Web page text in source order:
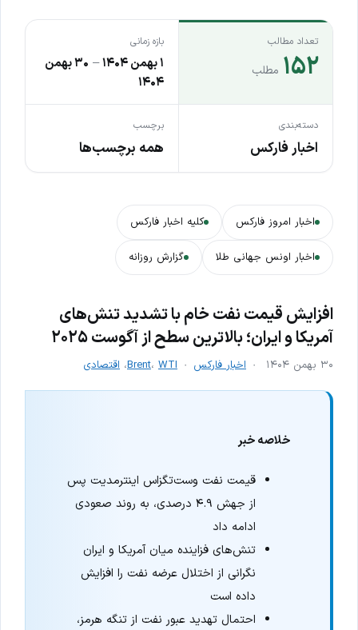
تعداد مطالب
۱۵۲ مطلب
بازه زمانی
۱ بهمن ۱۴۰۴ –
۳۰ بهمن
۱۴۰۴
دسته‌بندی
اخبار فارکس
برچسب
همه برچسب‌ها
اخبار امروز فارکس کلیه اخبار فارکس
اخبار اونس جهانی طلا گزارش روزانه
افزایش قیمت نفت خام با تشدید تنش‌های
آمریکا و ایران؛ بالاترین سطح از آگوست ۲۰۲۵
۳۰ بهمن ۱۴۰۴ اخبار فارکس Brent، WTI ، اقتصادی
خلاصه خبر
قیمت نفت وست‌تگزاس اینترمدیت پس
از جهش ۴.۹ درصدی، به روند صعودی
ادامه داد
تنش‌های فزاینده میان آمریکا و ایران
نگرانی از اختلال عرضه نفت را افزایش
داده است
احتمال تهدید عبور نفت از تنگه هرمز،